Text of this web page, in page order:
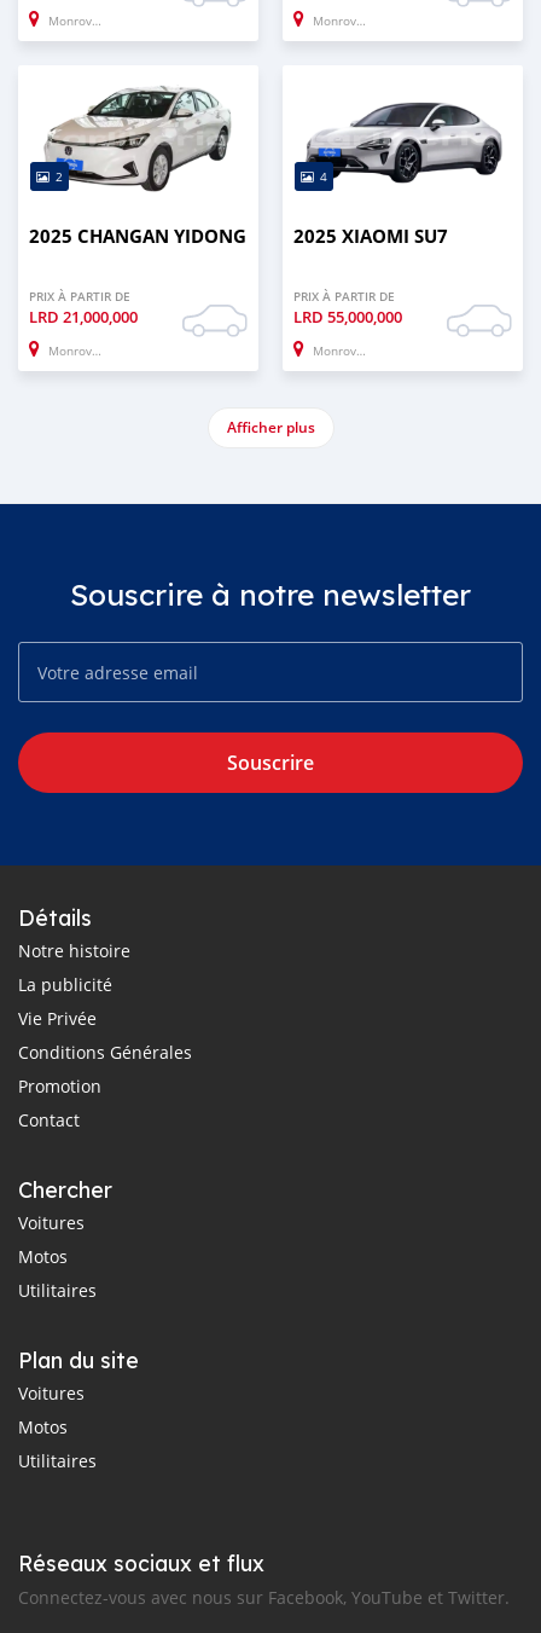
Monrovia Monrovia
2
2025 CHANGAN YIDONG
PRIX À PARTIR DE
LRD 21,000,000
Monrovia
4
2025 XIAOMI SU7
PRIX À PARTIR DE
LRD 55,000,000
Monrovia
Afficher plus
Souscrire à notre newsletter
Souscrire
Détails
Notre histoire
La publicité
Vie Privée
Conditions Générales
Promotion
Contact
Chercher
Voitures
Motos
Utilitaires
Plan du site
Voitures
Motos
Utilitaires
Réseaux sociaux et flux
Connectez-vous avec nous sur Facebook, YouTube et Twitter.